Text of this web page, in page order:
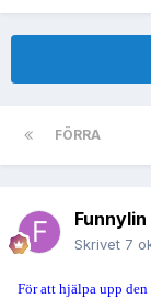
FÖRRA
Funnylin
Skrivet 7
För att hjälpa upp